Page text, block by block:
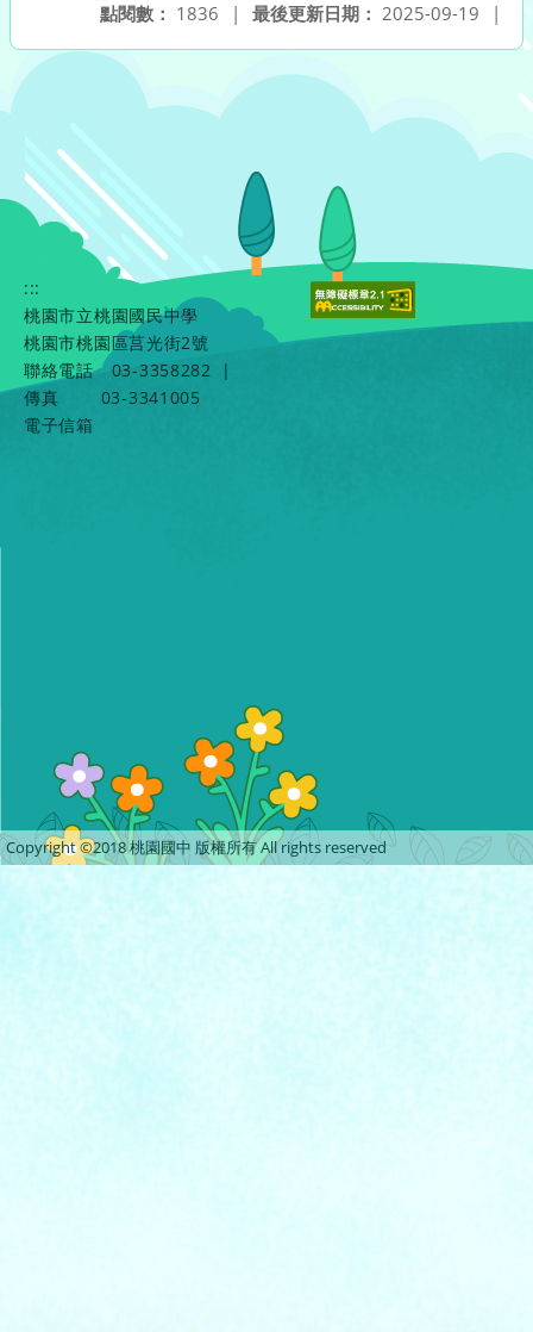
最後更新日期： 2025-09-19 |
點閱數： 1836 |
:::
桃園市立桃園國民中學
桃園市桃園區莒光街2號
聯絡電話
03-3358282
|
傳真
03-3341005
電子信箱
Copyright ©2018 桃園國中 版權所有 All rights reserved